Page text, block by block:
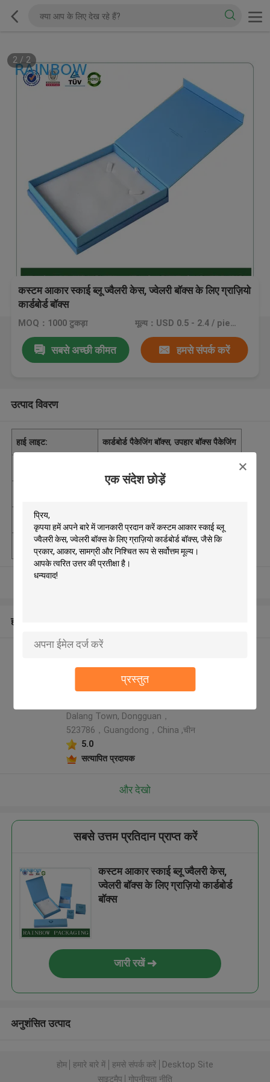
एक संदेश छोड़ें
प्रस्तुत
1/ 2
कस्टम आकार स्काई ब्लू ज्वैलरी केस, ज्वेलरी बॉक्स के लिए ग्राज़ियो
कार्डबोर्ड बॉक्स
MOQ：1000 टुकड़ा मूल्य：USD 0.5 - 2.4 / piece
सबसे अच्छी कीमत हमसे संपर्क करें
उत्पाद विवरण
हाई लाइट: कार्डबोर्ड पैकेजिंग बॉक्स,उपहार बॉक्स पैकेजिंग
न्यूनतम आदेश मात्रा
पैकेजिंग विवरण बाहरी दफ़्ती बॉक्स
हमारे बारे में
निर्माता प्रोफ़ाइल
Address: 5th Floor, Building 6,
Dalang Town, Dongguan，
523786，Guangdong，China ,चीन
5.0
सत्यापित प्रदायक
और देखो
सबसे उत्तम प्रतिदान प्राप्त करें
कस्टम आकार स्काई ब्लू ज्वैलरी केस,
ज्वेलरी बॉक्स के लिए ग्राज़ियो कार्डबोर्ड
बॉक्स
जारी रखें
अनुशंसित उत्पाद
होम हमारे बारे में हमसे संपर्क करें
Desktop Site
साइटमैप
गोपनीयता नीति